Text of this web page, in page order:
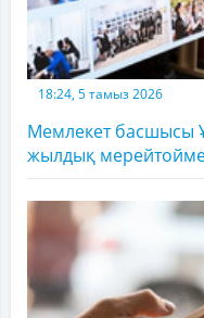
18:24, 5 тамыз 2026
Мемлекет басшысы
жылдық